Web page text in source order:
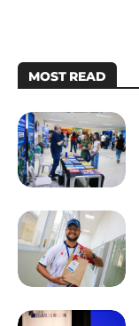
MOST READ